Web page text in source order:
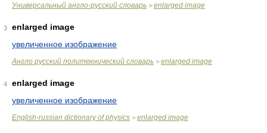
Универсальный англо-русский словарь > enlarged image
3
enlarged image
увеличенное изображение
Англо русский политехнический словарь > enlarged image
4
enlarged image
увеличенное изображение
English-russian dictionary of physics > enlarged image